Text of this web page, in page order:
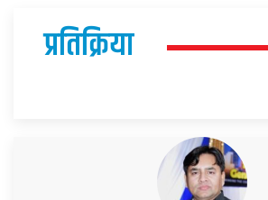
प्रतिक्रिया